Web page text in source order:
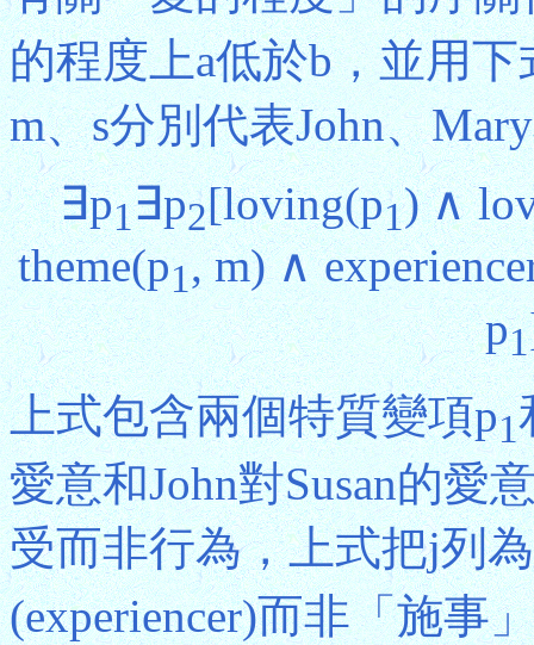
的程度上a低於b，並用
m、s分別代表John、
∃p1∃p2[loving(p1) ∧
theme(p1, m) ∧
p1
上式包含兩個特質變項p1
愛意和John對Susan的愛
受而非行為，上式把j列
(experiencer)而非「施事